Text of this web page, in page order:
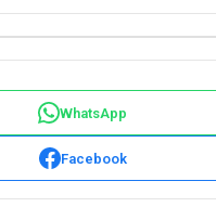
WhatsApp
Facebook